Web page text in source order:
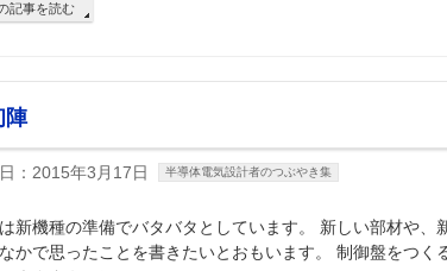
記事を読む
陣
：2015年3月17日 半導体電気設計者のつぶやき集
新機種の準備でバタバタとしています。 新しい部材や
かで思ったことを書きたいとおもいます。 制御盤をつく